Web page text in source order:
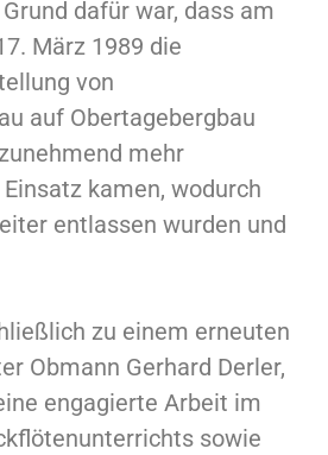
dafür war, dass am
März 1989 die
von
auf Obertagebergbau
mehr
kamen, wodurch
entlassen wurden und
zu einem erneuten
Obmann Gerhard Derler,
engagierte Arbeit im
sowie